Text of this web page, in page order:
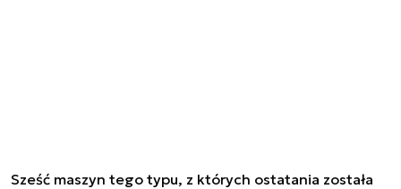
Sześć maszyn tego typu, z których ostatania została